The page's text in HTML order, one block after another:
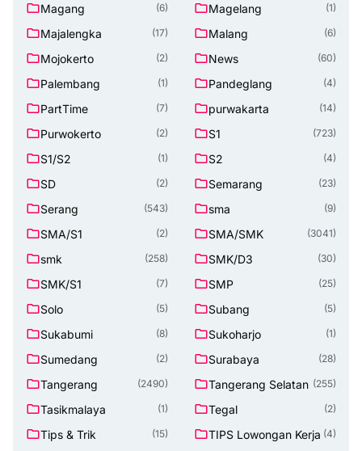
Magang (6) Magelang (1)
Majalengka (17) Malang (6)
Mojokerto (2) News (60)
Palembang (1) Pandeglang (4)
PartTime (7) purwakarta (14)
Purwokerto (2) S1 (723)
S1/S2 (1) S2 (4)
SD (2) Semarang (23)
Serang (543) sma (9)
SMA/S1 (2) SMA/SMK (3041)
smk (258) SMK/D3 (30)
SMK/S1 (7) SMP (25)
Solo (5) Subang (5)
Sukabumi (8) Sukoharjo (1)
Sumedang (2) Surabaya (28)
Tangerang (2490) Tangerang Selatan (255)
Tasikmalaya (1) Tegal (2)
Tips & Trik (15) TIPS Lowongan Kerja (4)